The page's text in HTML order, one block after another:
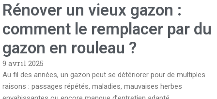
Rénover un vieux gazon :
comment le remplacer par du
gazon en rouleau ?
9 avril 2025
Au fil des années, un gazon peut se détériorer pour de multiples
raisons : passages répétés, maladies, mauvaises herbes